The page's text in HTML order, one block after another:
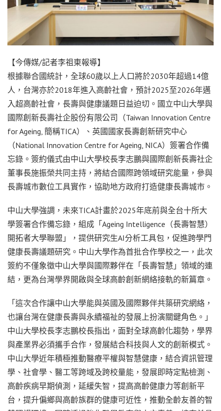
【今傳媒/記者李祖東報導】
根據聯合國統計，全球60歲以上人口將於2030年超過14億
人，台灣亦於2018年進入高齡社會，預計2025至2026年邁
入超高齡社會，長壽與健康議題日益迫切。國立中山大學與
國際創新長壽社企股份有限公司（Taiwan Innovation Centre
for Ageing, 簡稱TICA）、英國國家長壽創新研究中心
（National Innovation Centre for Ageing, NICA）簽署合作備
忘錄。簽約儀式由中山大學校長李志鵬與國際創新長壽社企
董事長施振榮共同主持，將結合國際跨領域研究能量，參與
長壽城市數位工具實作，協助地方政府打造健康長壽城市。
中山大學強調，未來TICA計畫於2025年底前與全台十所大
學簽署合作備忘錄，組成「Ageing Intelligence（長壽智慧）
開拓者大學聯盟」，提供研究生AI分析工具包，促進跨學門
健康長壽議題研究。中山大學作為首批合作學校之一，此次
簽約不僅象徵中山大學與國際夥伴在「長壽智慧」領域的連
結，更為台灣學界開啟與全球高齡創新網絡接軌的新篇章。
「這次合作讓中山大學能與英國及國際夥伴共築研究網絡，
也讓台灣在健康長壽與永續福祉的發展上扮演關鍵角色。」
中山大學校長李志鵬校長指出，面對全球高齡化趨勢，學界
與產業界必須攜手合作，發展結合科技與人文的創新模式。
中山大學近年積極推動醫療平權與智慧健康，結合資訊管理
學、社會學、醫工等跨域及跨校量能，發展即時定點檢測、
高齡疾病早期偵測，延緩失智，提高高齡健康力等創新平
台，提升偏鄉與高齡族群的健康可近性，推動全齡友善的智